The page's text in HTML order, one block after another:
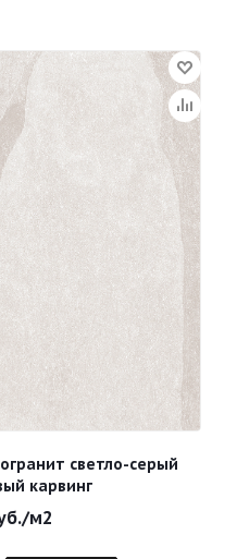
светло-серый
карвинг
/м2